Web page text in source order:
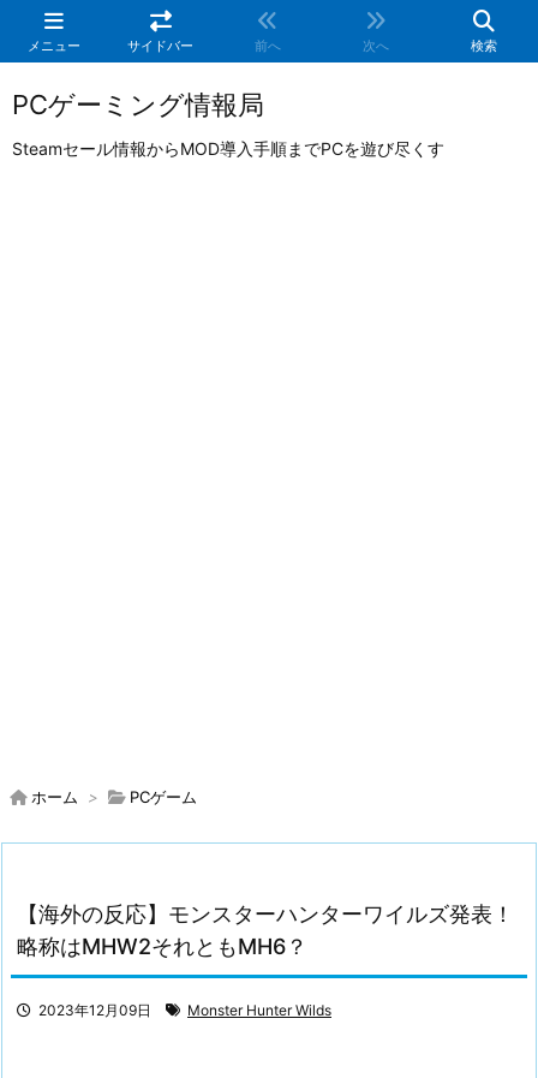
メニュー サイドバー 前へ 次へ 検索
PCゲーミング情報局
Steamセール情報からMOD導入手順までPCを遊び尽くす
ホーム > PCゲーム
【海外の反応】モンスターハンターワイルズ発表！
略称はMHW2それともMH6？
2023年12月09日 Monster Hunter Wilds